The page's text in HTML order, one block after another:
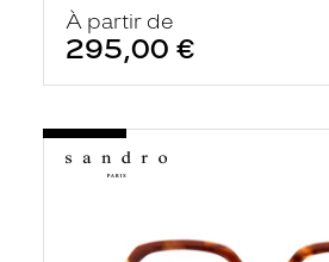
À partir de
295,00 €